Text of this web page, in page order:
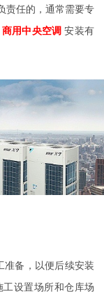
责任的，通常需要专
商用中央空调 安装有
准备，以便后续安装
设置场所和仓库场